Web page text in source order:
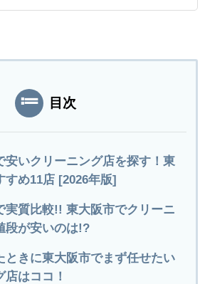
目次
安いクリーニング店を探す！東
すめ11店 [2026年版]
実質比較!! 東大阪市でクリーニ
段が安いのは!?
ときに東大阪市でまず任せたい
はココ！